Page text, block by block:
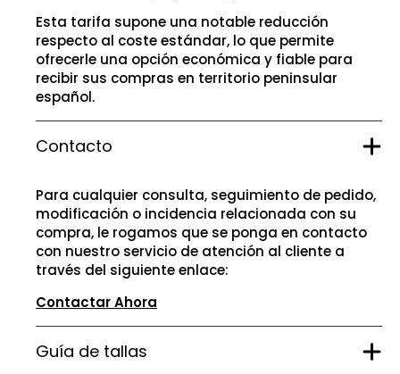
Esta tarifa supone una notable reducción
respecto al coste estándar, lo que permite
ofrecerle una opción económica y fiable para
recibir sus compras en territorio peninsular
español.
Contacto
Para cualquier consulta, seguimiento de pedido,
modificación o incidencia relacionada con su
compra, le rogamos que se ponga en contacto
con nuestro servicio de atención al cliente a
través del siguiente enlace:
Contactar Ahora
Guía de tallas